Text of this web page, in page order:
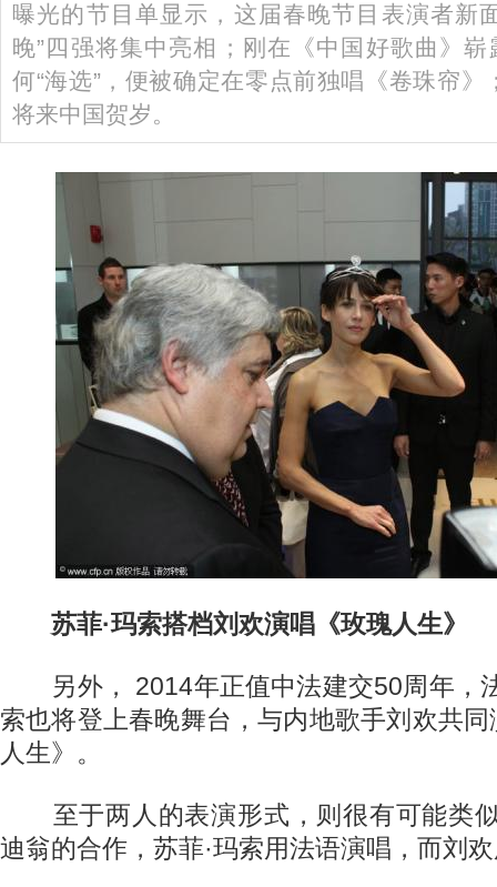
曝光的节目单显示，这届春晚节目表演者新
晚”四强将集中亮相；刚在《中国好歌曲》
何“海选”，便被确定在零点前独唱《卷珠帘》
将来中国贺岁。
苏菲·玛索搭档刘欢演唱《玫瑰人生》
另外， 2014年正值中法建交50周年，
索也将登上春晚舞台，与内地歌手刘欢共
人生》。
至于两人的表演形式，则很有可能类似
迪翁的合作，苏菲·玛索用法语演唱，而刘